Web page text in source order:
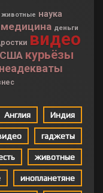
животные наука
медицина деньги
видео
США курьёзы
неадекваты
Англия Индия
гаджеты
животные
инопланетяне